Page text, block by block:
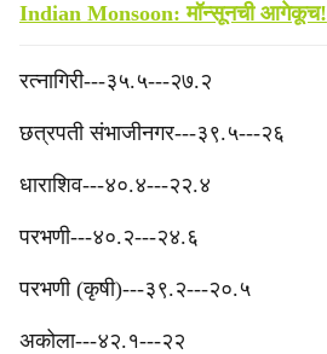
Indian Monsoon: मॉन्सूनची आगेकूच!
रत्नागिरी---३५.५---२७.२
छत्रपती संभाजीनगर---३९.५---२६
‎धाराशिव---४०.४---२२.४
परभणी---४०.२---२४.६
परभणी (कृषी)---३९.२---२०.५
अकोला---४२.१---२२